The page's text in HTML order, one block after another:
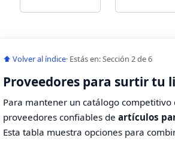
⬆ Volver al índice· Estás en: Sección 2 de 6
Proveedores para surtir tu
Para mantener un catálogo
proveedores confiables deartículos
Esta tabla muestra opciones para